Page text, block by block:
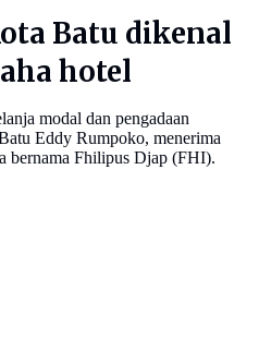
Batu dikenal
hotel
modal dan pengadaan
Eddy Rumpoko, menerima
bernama Fhilipus Djap (FHI).